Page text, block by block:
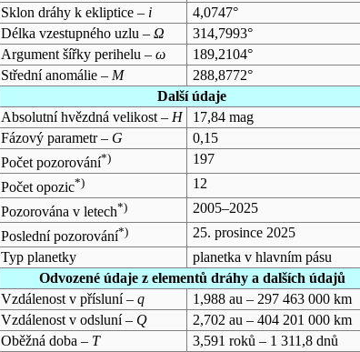
Sklon dráhy k ekliptice – i
4,0747°
Délka vzestupného uzlu – Ω
314,7993°
Argument šířky perihelu – ω
189,2104°
Střední anomálie – M
288,8772°
Další údaje
Absolutní hvězdná velikost – H
17,84 mag
Fázový parametr – G
0,15
Počet pozorování*)
197
Počet opozic*)
12
Pozorována v letech*)
2005–2025
Poslední pozorování*)
25. prosince 2025
Typ planetky
planetka v hlavním pásu
Odvozené údaje z elementů dráhy a dalších údajů
Vzdálenost v přísluní – q
1,988 au – 297 463 000 km
Vzdálenost v odsluní – Q
2,702 au – 404 201 000 km
Oběžná doba – T
3,591 roků – 1 311,8 dnů